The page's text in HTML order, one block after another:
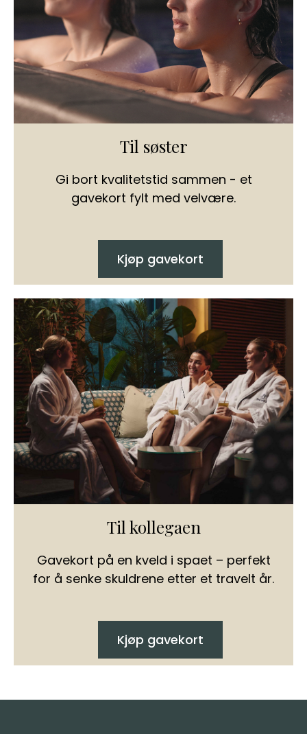
Til søster
Gi bort kvalitetstid sammen - et
gavekort fylt med velvære.
Kjøp gavekort
Til kollegaen
Gavekort på en kveld i spaet – perfekt
for å senke skuldrene etter et travelt år.
Kjøp gavekort